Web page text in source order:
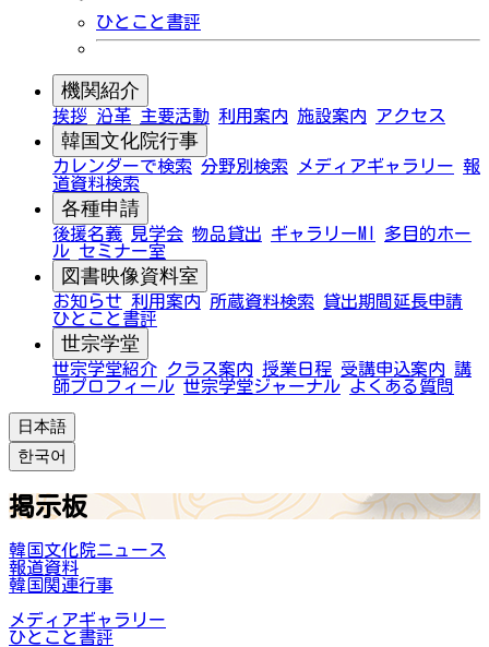
ひとこと書評
機関紹介
挨拶 沿革 主要活動 利用案内 施設案内 アクセス
韓国文化院行事
カレンダーで検索 分野別検索 メディアギャラリー 報
道資料検索
各種申請
後援名義 見学会 物品貸出 ギャラリーMI
多目的ホー
ル セミナー室
図書映像資料室
お知らせ 利用案内 所蔵資料検索
貸出期間延長申請
ひとこと書評
世宗学堂
世宗学堂紹介 クラス案内 授業日程 受講申込案内 講
師プロフィール 世宗学堂ジャーナル よくある質問
日本語
한국어
掲示板
韓国文化院ニュース
報道資料
韓国関連行事
メディアギャラリー
ひとこと書評